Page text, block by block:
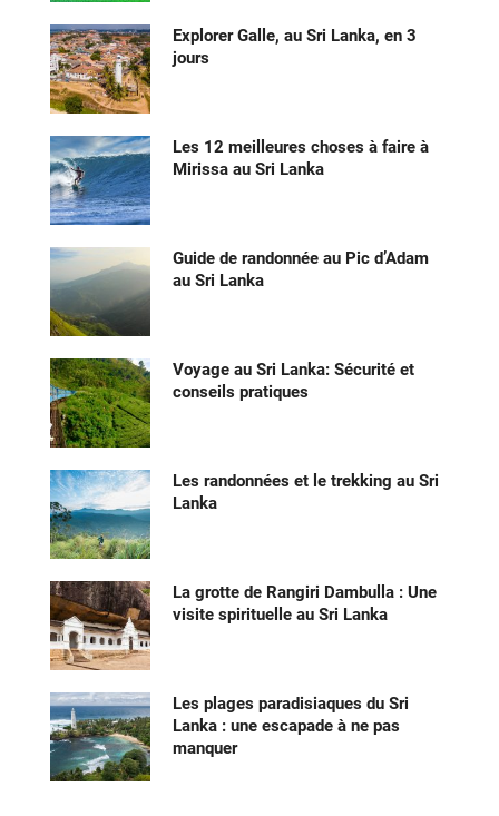
Explorer Galle, au Sri Lanka, en 3
jours
Les 12 meilleures choses à faire à
Mirissa au Sri Lanka
Guide de randonnée au Pic d’Adam
au Sri Lanka
Voyage au Sri Lanka: Sécurité et
conseils pratiques
Les randonnées et le trekking au Sri
Lanka
La grotte de Rangiri Dambulla : Une
visite spirituelle au Sri Lanka
Les plages paradisiaques du Sri
Lanka : une escapade à ne pas
manquer